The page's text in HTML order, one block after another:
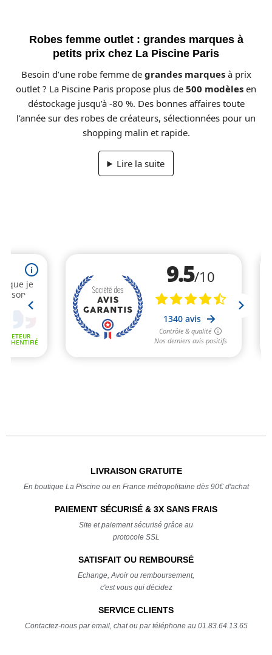
Robes femme outlet : grandes marques à
petits prix chez La Piscine Paris
Besoin d’une robe femme de grandes marquesà prix
outlet ? La Piscine Paris propose plus de 500 modèles en
déstockage jusqu’à -80 %. Des bonnes affaires toute
l’année sur des robes de créateurs, sélectionnées pour un
shopping malin et rapide.
Lire la suite
LIVRAISON GRATUITE
En boutique La Piscine ou en France métropolitaine dès 90€ d'achat
PAIEMENT SÉCURISÉ & 3X SANS FRAIS
Site et paiement sécurisé grâce au
protocole SSL
SATISFAIT OU REMBOURSÉ
Echange, Avoir ou remboursement,
c'est vous qui décidez
SERVICE CLIENTS
Contactez-nous par email, chat ou par téléphone au 01.83.64.13.65